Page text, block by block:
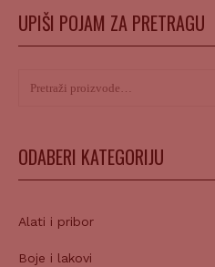
UPIŠI POJAM ZA PRETRAGU
ODABERI KATEGORIJU
Alati i pribor
Boje i lakovi